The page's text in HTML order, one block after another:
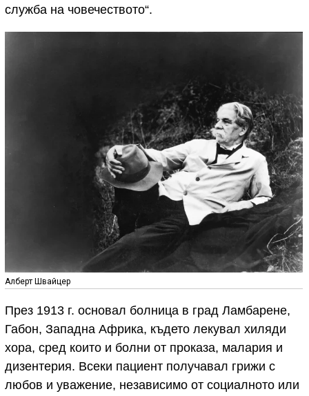
служба на човечеството“.
Алберт Швайцер
През 1913 г. основал болница в град Ламбарене,
Габон, Западна Африка, където лекувал хиляди
хора, сред които и болни от проказа, малария и
дизентерия. Всеки пациент получавал грижи с
любов и уважение, независимо от социалното или